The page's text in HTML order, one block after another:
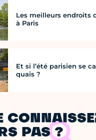
Les meilleurs endroits
à Paris
Et si l’été parisien se
quais ?
PAS ?